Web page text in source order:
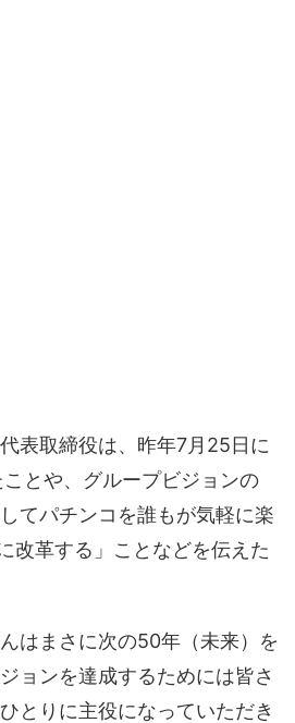
表取締役は、昨年7月25日に
とや、グループビジョンの
てパチンコを誰もが気軽に楽
改革する」ことなどを伝えた
はまさに次の50年（未来）を
ョンを達成するためには皆さ
とりに主役になっていただき